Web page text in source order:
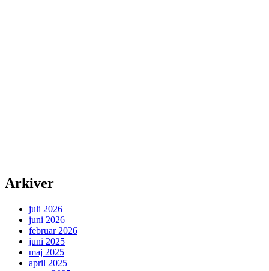
Arkiver
juli 2026
juni 2026
februar 2026
juni 2025
maj 2025
april 2025